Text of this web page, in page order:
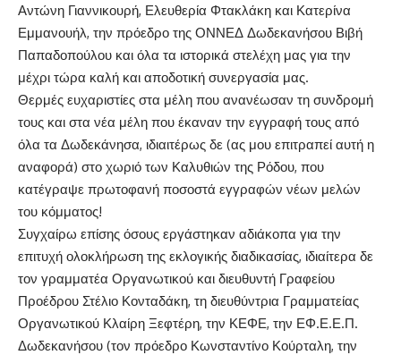
Αντώνη Γιαννικουρή, Ελευθερία Φτακλάκη και Κατερίνα
Εμμανουήλ, την πρόεδρο της ΟΝΝΕΔ Δωδεκανήσου Βιβή
Παπαδοπούλου και όλα τα ιστορικά στελέχη μας για την
μέχρι τώρα καλή και αποδοτική συνεργασία μας.
Θερμές ευχαριστίες στα μέλη που ανανέωσαν τη συνδρομή
τους και στα νέα μέλη που έκαναν την εγγραφή τους από
όλα τα Δωδεκάνησα, ιδιαιτέρως δε (ας μου επιτραπεί αυτή η
αναφορά) στο χωριό των Καλυθιών της Ρόδου, που
κατέγραψε πρωτοφανή ποσοστά εγγραφών νέων μελών
του κόμματος!
Συγχαίρω επίσης όσους εργάστηκαν αδιάκοπα για την
επιτυχή ολοκλήρωση της εκλογικής διαδικασίας, ιδιαίτερα δε
τον γραμματέα Οργανωτικού και διευθυντή Γραφείου
Προέδρου Στέλιο Κονταδάκη, τη διευθύντρια Γραμματείας
Οργανωτικού Κλαίρη Ξεφτέρη, την ΚΕΦΕ, την ΕΦ.Ε.Ε.Π.
Δωδεκανήσου (τον πρόεδρο Κωνσταντίνο Κούρταλη, την